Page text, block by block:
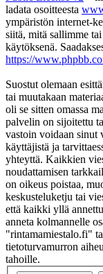
ladata osoitteesta
ympäristön internet-
siitä, mitä sallimme
käytöksenä.
https://
Suostut olemaan
tai muutakaan
oli se sitten omassa
palvelin on sijoitettu
vastoin voidaan sinut
käyttäjistä ja
yhteyttä. Kaikkien
noudattamisen
on oikeus poistaa,
keskusteluketju tai
että kaikki yllä
anneta kolmannelle
"rintamamiestalo.fi"
tietoturvamurron
tahoille.